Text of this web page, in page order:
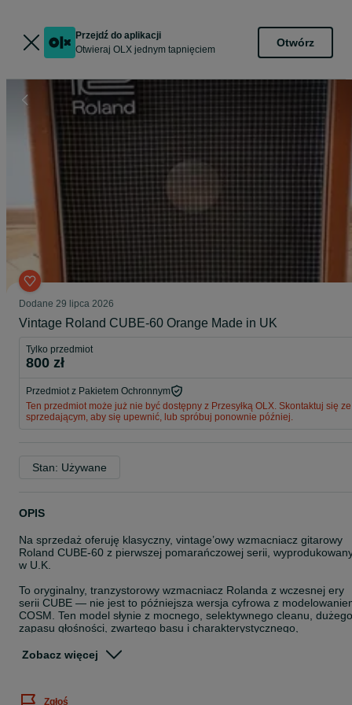
Przejdź do aplikacji
Otwieraj OLX jednym tapnięciem
Otwórz
Dodane 29 lipca 2026
Vintage Roland CUBE-60 Orange Made in UK
Tylko przedmiot
800 zł
Przedmiot z Pakietem Ochronnym
Ten przedmiot może już nie być dostępny z Przesyłką OLX. Skontaktuj się ze
sprzedającym, aby się upewnić, lub spróbuj ponownie później.
Stan: Używane
OPIS
Na sprzedaż oferuję klasyczny, vintage’owy wzmacniacz gitarowy
Roland CUBE-60 z pierwszej pomarańczowej serii,
w U.K.
To oryginalny, tranzystorowy wzmacniacz Rolanda z wczesnej ery
serii CUBE — nie jest to późniejsza wersja cyfrowa z
COSM. Ten model słynie z mocnego, selektywnego cleanu, dużego
zapasu głośności, zwartego basu i charakterystycznego,
Zobacz więcej
Zgłoś